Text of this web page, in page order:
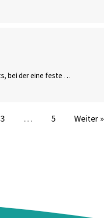
bei der eine feste …
3 … 5 Weiter »